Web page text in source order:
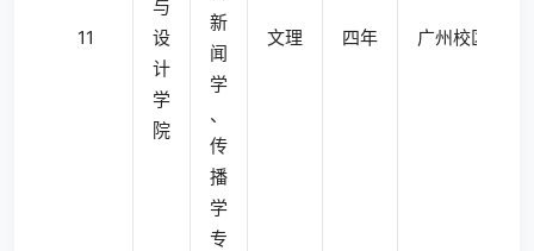
11
与
设
计
学
院
新
闻
学
、
传
播
学
专
文理 四年 广州校区东校